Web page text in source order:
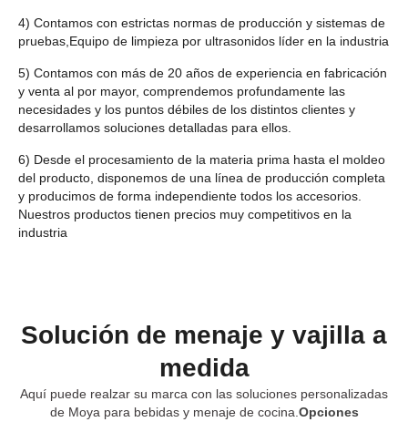
4) Contamos con estrictas normas de producción y sistemas de
pruebas,Equipo de limpieza por ultrasonidos líder en la industria
5) Contamos con más de 20 años de experiencia en fabricación
y venta al por mayor, comprendemos profundamente las
necesidades y los puntos débiles de los distintos clientes y
desarrollamos soluciones detalladas para ellos.
6) Desde el procesamiento de la materia prima hasta el moldeo
del producto, disponemos de una línea de producción completa
y producimos de forma independiente todos los accesorios.
Nuestros productos tienen precios muy competitivos en la
industria
Solución de menaje y vajilla a
medida
Aquí puede realzar su marca con las soluciones personalizadas
de Moya para bebidas y menaje de cocina.Opciones